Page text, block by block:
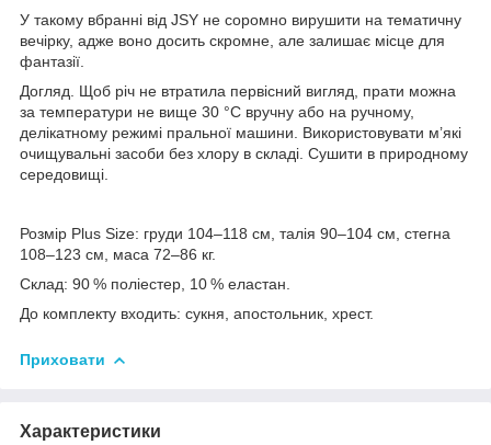
У такому вбранні від JSY не соромно вирушити на тематичну
вечірку, адже воно досить скромне, але залишає місце для
фантазії.
Догляд. Щоб річ не втратила первісний вигляд, прати можна
за температури не вище 30 °C вручну або на ручному,
делікатному режимі пральної машини. Використовувати м’які
очищувальні засоби без хлору в складі. Сушити в природному
середовищі.
Розмір Plus Size: груди 104–118 см, талія 90–104 см, стегна
108–123 см, маса 72–86 кг.
Склад: 90 % поліестер, 10 % еластан.
До комплекту входить: сукня, апостольник, хрест.
Приховати
Характеристики